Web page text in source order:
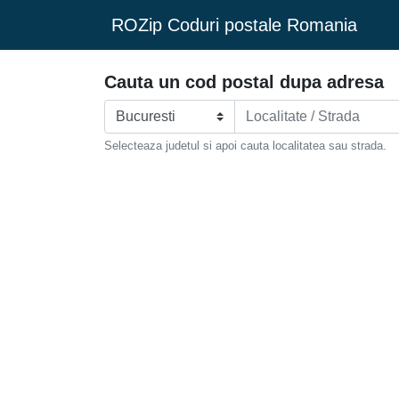
ROZip Coduri postale Romania
Cauta un cod postal dupa adresa
Selecteaza judetul si apoi cauta localitatea sau strada.